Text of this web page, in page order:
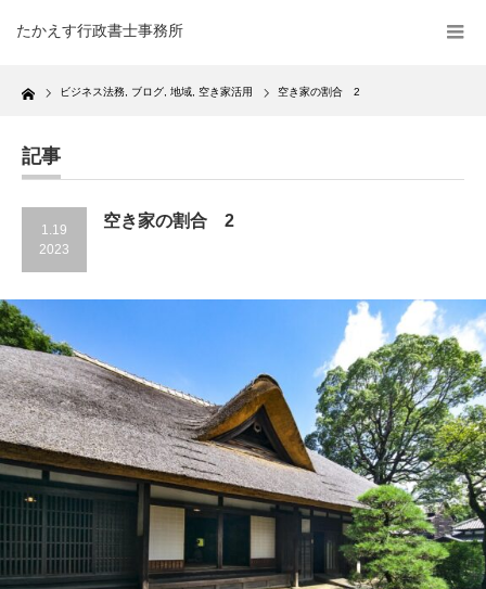
たかえす行政書士事務所
Home ビジネス法務 ブログ 地域 空き家活用 空き家の割合 2
記事
1.19
2023
空き家の割合 2